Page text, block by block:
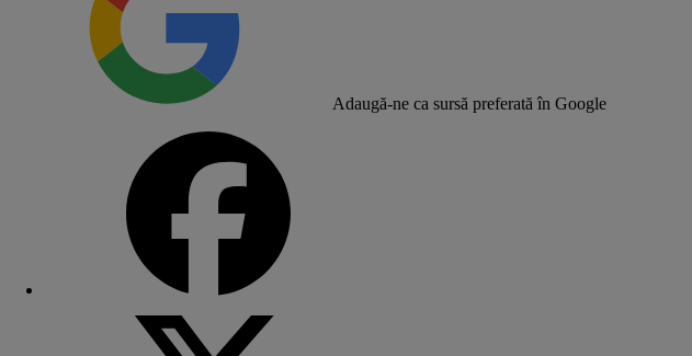
Adaugă-ne ca sursă preferată în Google